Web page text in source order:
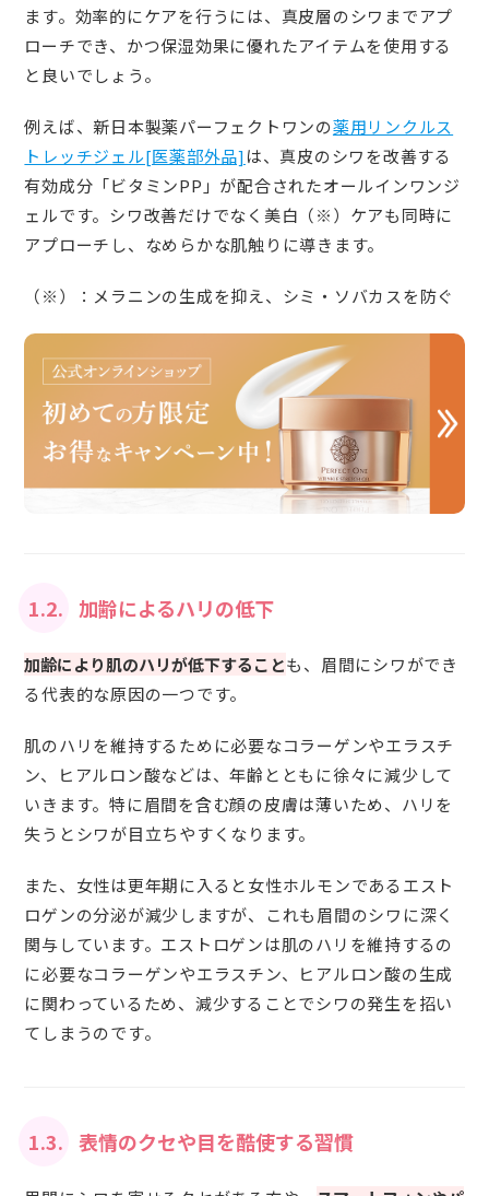
ます。効率的にケアを行うには、真皮層のシワまでアプ
ローチでき、かつ保湿効果に優れたアイテムを使用する
と良いでしょう。
例えば、新日本製薬パーフェクトワンの薬用リンクルス
トレッチジェル[医薬部外品]は、真皮のシワを改善する
有効成分「ビタミンPP」が配合されたオールインワンジ
ェルです。シワ改善だけでなく美白（※）ケアも同時に
アプローチし、なめらかな肌触りに導きます。
（※）：メラニンの生成を抑え、シミ・ソバカスを防ぐ
1.2. 加齢によるハリの低下
加齢により肌のハリが低下することも、眉間にシワができ
る代表的な原因の一つです。
肌のハリを維持するために必要なコラーゲンやエラスチ
ン、ヒアルロン酸などは、年齢とともに徐々に減少して
いきます。特に眉間を含む顔の皮膚は薄いため、ハリを
失うとシワが目立ちやすくなります。
また、女性は更年期に入ると女性ホルモンであるエスト
ロゲンの分泌が減少しますが、これも眉間のシワに深く
関与しています。エストロゲンは肌のハリを維持するの
に必要なコラーゲンやエラスチン、ヒアルロン酸の生成
に関わっているため、減少することでシワの発生を招い
てしまうのです。
1.3. 表情のクセや目を酷使する習慣